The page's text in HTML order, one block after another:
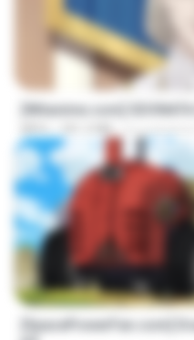
[Witanime.com]
MP4 181.2 MB il y a
[SpacePowerFan.com]